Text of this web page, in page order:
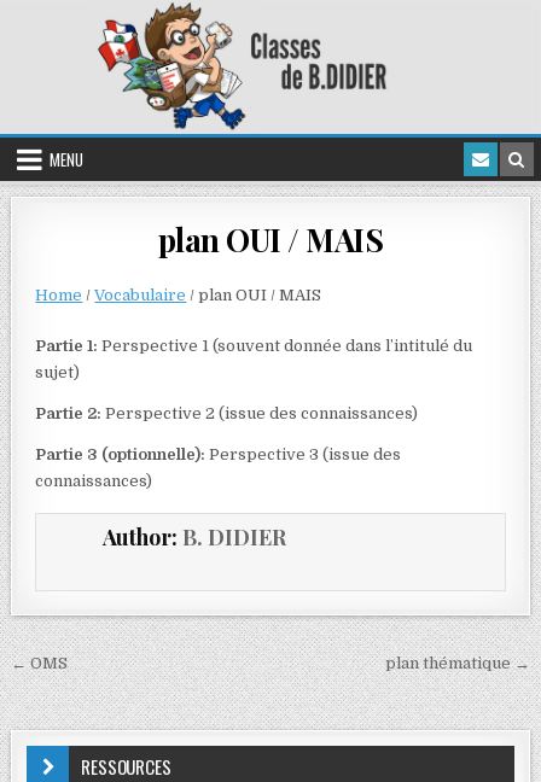
MENU
plan OUI / MAIS
Home /Vocabulaire /plan OUI / MAIS
Partie 1: Perspective 1 (souvent donnée dans l’intitulé du
sujet)
Partie 2: Perspective 2 (issue des connaissances)
Partie 3 (optionnelle): Perspective 3 (issue des
connaissances)
Author: B. DIDIER
← OMS plan thématique →
RESSOURCES